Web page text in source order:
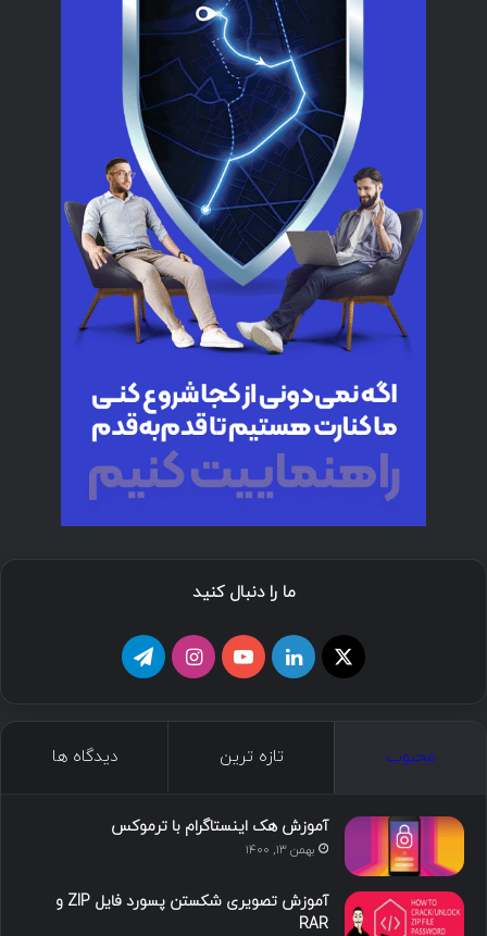
ما را دنبال کنید
د
ی
و
ت
گ
ا
محبوب تازه ترین دیدگاه ها
آموزش هک اینستاگرام با ترموکس
بهمن ۱۳, ۱۴۰۰
آموزش تصویری شکستن پسورد فایل ZIP و
RAR